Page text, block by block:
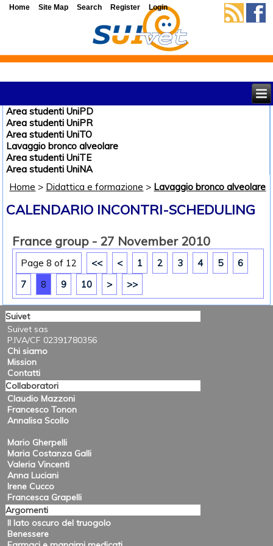
Area studenti UniPD
Area studenti UniPR
Area studenti UniTO
Lavaggio bronco alveolare
Area studenti UniTE
Area studenti UniNA
Home > Didattica e formazione > Lavaggio bronco alveolare
CALENDARIO INCONTRI-SCHEDULING
France group - 27 November 2010
Page 8 of 12 << < 1 2 3 4 5
6
7
8 9 10 > >>
Suivet
Suivet sas
P.IVA/CF 02391780356
Chi siamo
Mission
Contatti
Collaboratori
Claudio Mazzoni
Francesco Tonon
Annalisa Scollo
Mario Gherpelli
Maria Costanza Galli
Valeria Vincenti
Anna Luciani
Irene Cucco
Francesca Grapelli
Argomenti
Il lato oscuro del truogolo
Benessere
Home Site Map Search Register Login